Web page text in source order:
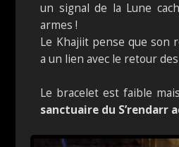
un signal de la Lune
armes !
Le Khajiit pense que son
a un lien avec le retour des
Le bracelet est faible
sanctuaire du S’rendarr